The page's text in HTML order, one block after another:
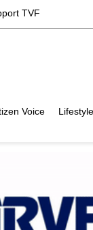
TVF
Voice Lifestyle